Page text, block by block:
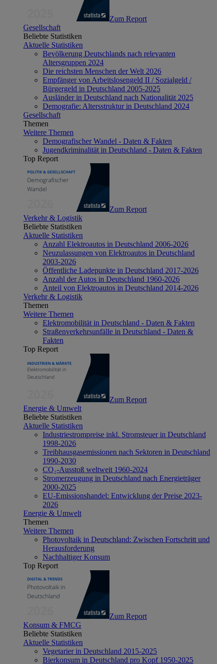
Zum Report
Gesellschaft
Beliebte Statistiken
Aktuelle Statistiken
Bevölkerung Deutschlands nach relevanten
Altersgruppen 2024
Die reichsten Menschen der Welt 2026
Empfänger von Arbeitslosengeld II / Sozialgeld /
Bürgergeld in Deutschland 2005-2025
Ausländer in Deutschland nach Nationalität 2025
Demografie: Altersstruktur in Deutschland 2024
Gesellschaft
Themen
Weitere Themen
Demografischer Wandel - Daten & Fakten
Jugendkriminalität in Deutschland - Daten & Fakten
Top Report
Zum Report
Verkehr & Logistik
Beliebte Statistiken
Aktuelle Statistiken
Anzahl Elektroautos in Deutschland 2006-2026
Neuzulassungen von Elektroautos in Deutschland
2003-2026
Öffentliche Ladepunkte in Deutschland 2017-2026
Anzahl der Autos in Deutschland 1960-2026
Anteil von Elektroautos in Deutschland 2014-2026
Verkehr & Logistik
Themen
Weitere Themen
Elektromobilität in Deutschland - Daten & Fakten
Straßenverkehrsunfälle in Deutschland - Daten &
Fakten
Top Report
Zum Report
Energie & Umwelt
Beliebte Statistiken
Aktuelle Statistiken
Industriestrompreise inkl. Stromsteuer in Deutschland
1998-2026
Treibhausgasemissionen nach Sektoren in Deutschland
1990-2030
CO₂-Ausstoß weltweit 1960-2024
Stromerzeugung in Deutschland nach Energieträger
2000-2025
EU-Emissionshandel: Entwicklung der Preise 2023-
2026
Energie & Umwelt
Themen
Weitere Themen
Photovoltaik in Deutschland: Zwischen Fortschritt und
Herausforderung
Nachhaltiger Konsum
Top Report
Zum Report
Konsum & FMCG
Beliebte Statistiken
Aktuelle Statistiken
Vegetarier in Deutschland 2015-2025
Bierkonsum in Deutschland pro Kopf 1950-2025